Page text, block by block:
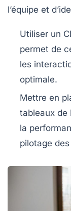
l’équipe et
Utiliser un
permet de
les
optimale.
Mettre en
tableaux de
la
pilotage